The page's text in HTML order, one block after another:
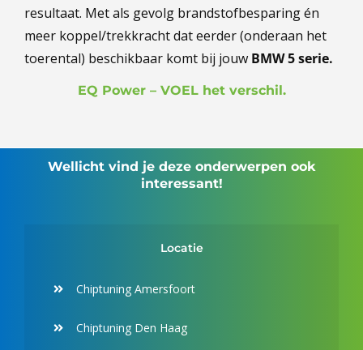
resultaat. Met als gevolg brandstofbesparing én
meer koppel/trekkracht dat eerder (onderaan het
toerental) beschikbaar komt bij jouw BMW 5 serie.
EQ Power – VOEL het verschil.
Wellicht vind je deze onderwerpen ook
interessant!
Locatie
Chiptuning Amersfoort
Chiptuning Den Haag